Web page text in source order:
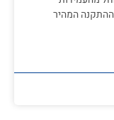
המהיר